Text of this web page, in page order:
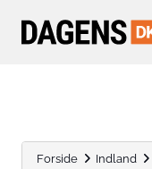
Forside Indland